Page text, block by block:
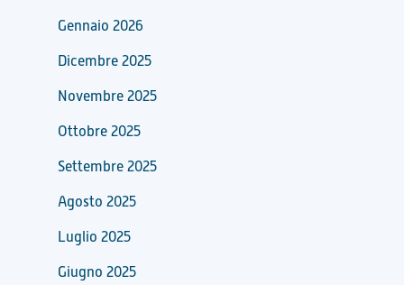
Gennaio 2026
Dicembre 2025
Novembre 2025
Ottobre 2025
Settembre 2025
Agosto 2025
Luglio 2025
Giugno 2025